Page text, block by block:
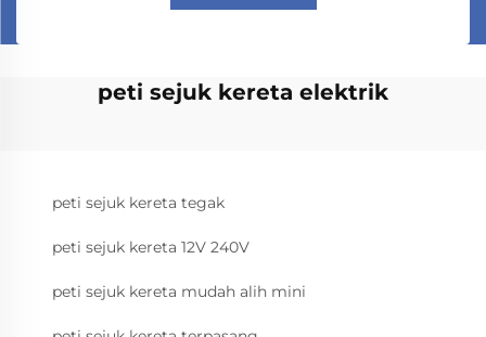
peti sejuk kereta elektrik
peti sejuk kereta tegak
peti sejuk kereta 12V 240V
peti sejuk kereta mudah alih mini